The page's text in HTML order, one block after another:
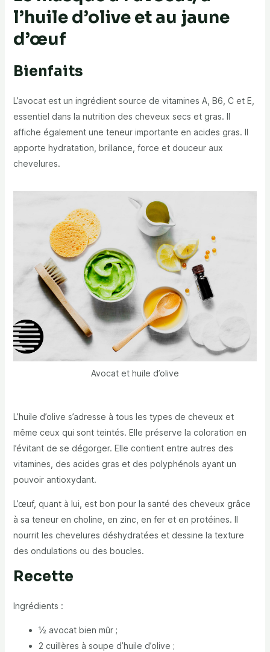
l’huile d’olive et au jaune
d’œuf
Bienfaits
L’avocat est un ingrédient source de vitamines A, B6, C et E,
essentiel dans la nutrition des cheveux secs et gras. Il
affiche également une teneur importante en acides gras. Il
apporte hydratation, brillance, force et douceur aux
chevelures.
Avocat et huile d’olive
L’huile d’olive s’adresse à tous les types de cheveux et
même ceux qui sont teintés. Elle préserve la coloration en
l’évitant de se dégorger. Elle contient entre autres des
vitamines, des acides gras et des polyphénols ayant un
pouvoir antioxydant.
L’œuf, quant à lui, est bon pour la santé des cheveux grâce
à sa teneur en choline, en zinc, en fer et en protéines. Il
nourrit les chevelures déshydratées et dessine la texture
des ondulations ou des boucles.
Recette
Ingrédients :
½ avocat bien mûr ;
2 cuillères à soupe d’huile d’olive ;